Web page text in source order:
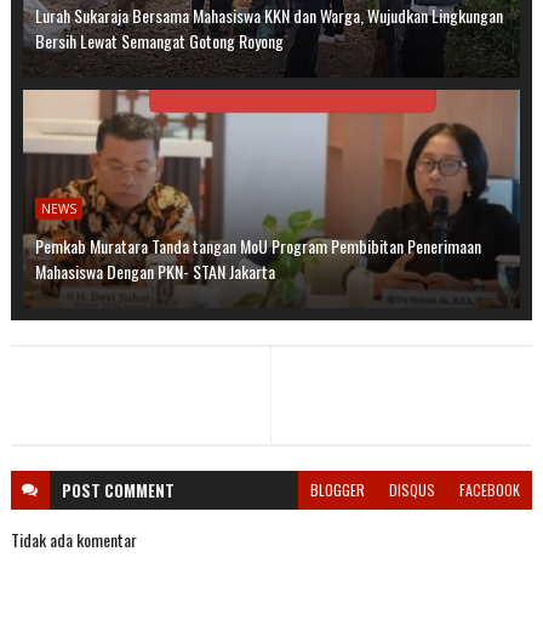
Lurah Sukaraja Bersama Mahasiswa KKN dan Warga, Wujudkan Lingkungan
Bersih Lewat Semangat Gotong Royong
NEWS
Pemkab Muratara Tanda tangan MoU Program Pembibitan Penerimaan
Mahasiswa Dengan PKN- STAN Jakarta
POST COMMENT BLOGGER DISQUS FACEBOOK
Tidak ada komentar